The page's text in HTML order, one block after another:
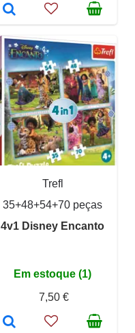
Trefl
35+48+54+70 peças
4v1 Disney Encanto
Em estoque (1)
7,50 €